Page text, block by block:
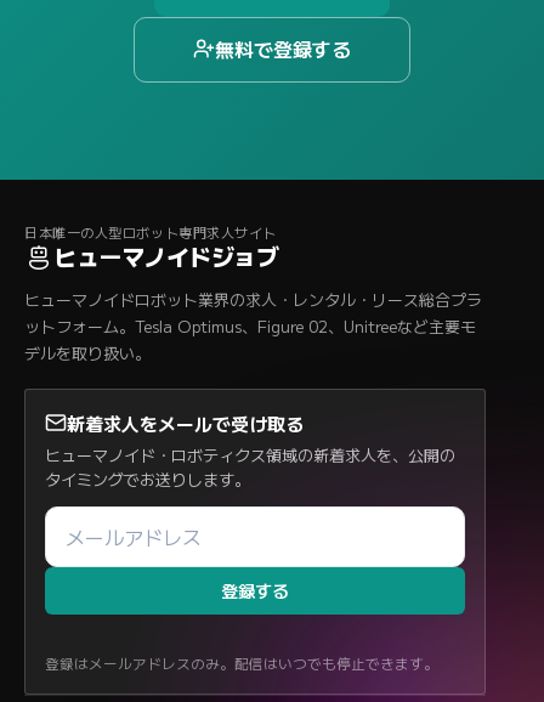
無料で登録する
日本唯一の人型ロボット専門求人サイト
ヒューマノイドジョブ
ヒューマノイドロボット業界の求人・レンタル・リース総合プラ
ットフォーム。Tesla Optimus、Figure 02、Unitreeなど主要モ
デルを取り扱い。
新着求人をメールで受け取る
ヒューマノイド・ロボティクス領域の新着求人を、公開の
タイミングでお送りします。
登録する
登録はメールアドレスのみ。配信はいつでも停止できます。